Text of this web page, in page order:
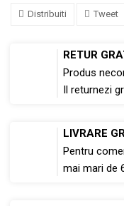
Distribuiti Tweet
RETUR
Produs
Il returnezi
LIVRARE
Pentru
mai mari de